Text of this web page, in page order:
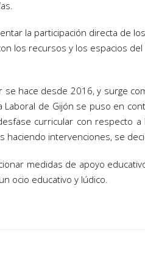
la participación directa de
los recursos y los espacios del
se hace desde 2016, y surge
Laboral de Gijón se puso en
curricular con respecto
haciendo intervenciones, se
medidas de apoyo
ocio educativo y lúdico.